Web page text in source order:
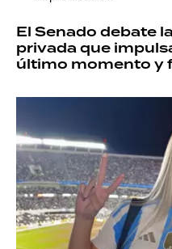
El Senado debate
privada que
último momento y